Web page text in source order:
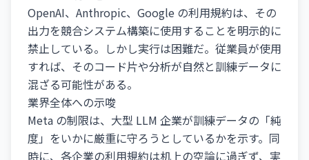
OpenAI、Anthropic、Google の利用規約は、その
出力を競合システム構築に使用することを明示的に
禁止している。しかし実行は困難だ。従業員が使用
すれば、そのコード片や分析が自然と訓練データに
混ざる可能性がある。
業界全体への示唆
Meta の制限は、大型 LLM 企業が訓練データの「純
度」をいかに厳重に守ろうとしているかを示す。同
時に、各企業の利用規約は机上の空論に過ぎず、実